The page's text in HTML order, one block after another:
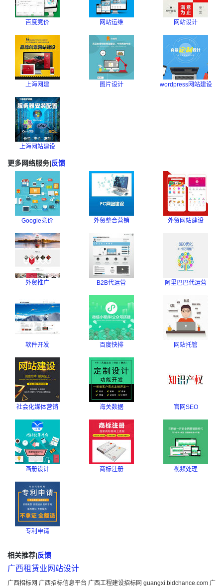
百度竞价 网站运维 网站设计
上海网建 图片设计 wordpress网站建设
上海网站建设
更多网络服务|反馈
Google竞价 外贸整合营销 外贸网站建设
外贸推广 B2B代运营 阿里巴巴代运营
软件开发 百度快排 网站托管
社会化媒体营销 海关数据 官网SEO
画册设计 商标注册 视频处理
专利申请
相关推荐|反馈
广西租赁业网站设计
广西招标网 广西招标信息平台 广西工程建设招标网 guangxi.bidchance.com 广